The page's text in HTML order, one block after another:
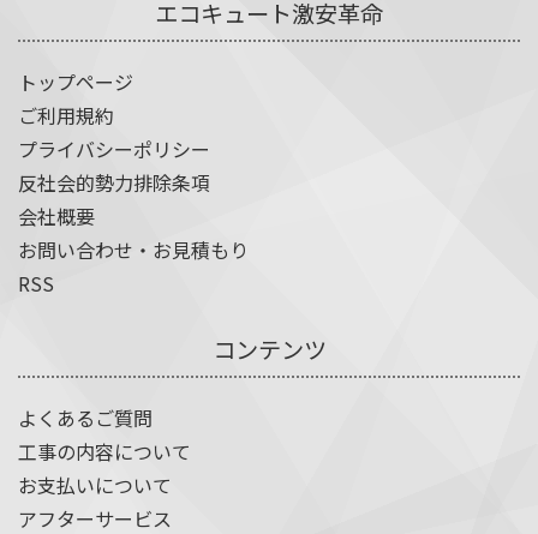
エコキュート激安革命
トップページ
ご利用規約
プライバシーポリシー
反社会的勢力排除条項
会社概要
お問い合わせ・お見積もり
RSS
コンテンツ
よくあるご質問
工事の内容について
お支払いについて
アフターサービス